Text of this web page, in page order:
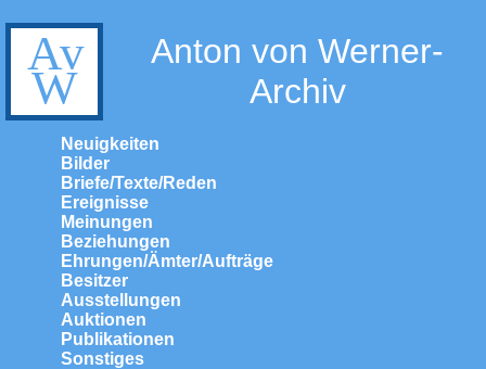
Anton von Werner-
Archiv
Neuigkeiten
Bilder
Briefe/Texte/Reden
Ereignisse
Meinungen
Beziehungen
Ehrungen/Ämter/Aufträge
Besitzer
Ausstellungen
Auktionen
Publikationen
Sonstiges